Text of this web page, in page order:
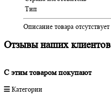
Тип
Описание товара отсутствует
Отзывы наших клиентов
C этим товаром покупают
Категории